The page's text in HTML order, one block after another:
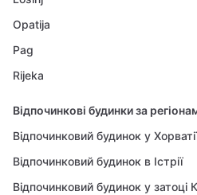
Opatija
Pag
Rijeka
Відпочинкові будинки за
Відпочинковий будинок у
Відпочинковий будинок в Істрії
Відпочинковий будинок у затоці